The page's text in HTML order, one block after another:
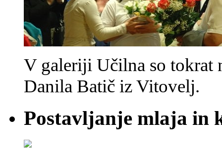
V galeriji Učilna so tokrat
Danila Batič iz Vitovelj.
Postavljanje mlaja in